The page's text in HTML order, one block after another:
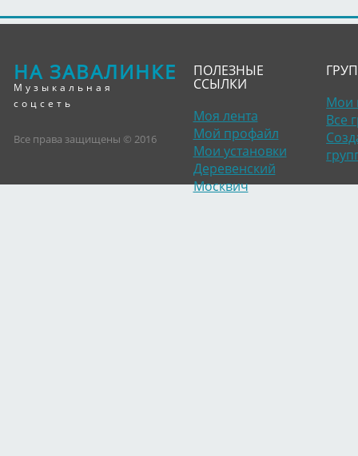
НА ЗАВАЛИНКЕ
Музыкальная
соцсеть
Все права защищены © 2016
ПОЛЕЗНЫЕ
ССЫЛКИ
Моя лента
Мой профайл
Мои установки
Деревенский
Москвич
Мои
Все